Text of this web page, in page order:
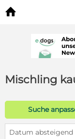

Mischling
Suche
Datum absteigend